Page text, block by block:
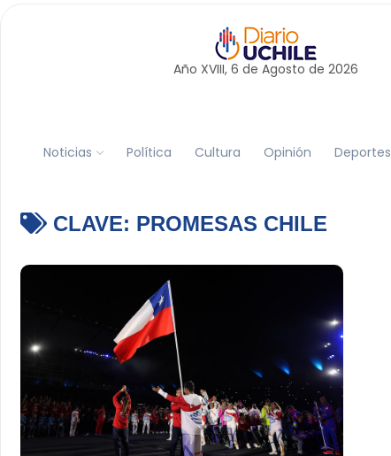
Año XVIII, 6 de Agosto de 2026
Noticias Política Cultura Opinión Deportes
CLAVE: PROMESAS CHILE